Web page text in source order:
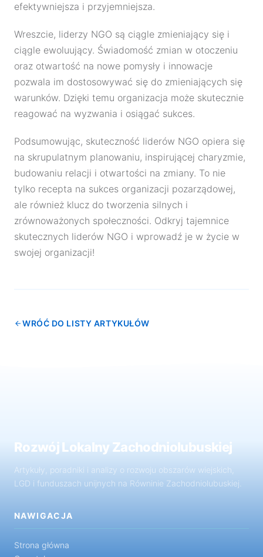
efektywniejsza i przyjemniejsza.
Wreszcie, liderzy NGO są ciągle zmieniający się i
ciągle ewoluujący. Świadomość zmian w otoczeniu
oraz otwartość na nowe pomysły i innowacje
pozwala im dostosowywać się do zmieniających się
warunków. Dzięki temu organizacja może skutecznie
reagować na wyzwania i osiągać sukces.
Podsumowując, skuteczność liderów NGO opiera się
na skrupulatnym planowaniu, inspirującej charyzmie,
budowaniu relacji i otwartości na zmiany. To nie
tylko recepta na sukces organizacji pozarządowej,
ale również klucz do tworzenia silnych i
zrównoważonych społeczności. Odkryj tajemnice
skutecznych liderów NGO i wprowadź je w życie w
swojej organizacji!
WRÓĆ DO LISTY ARTYKUŁÓW
Rozwój Lokalny Zachodniolubuskiej
Artykuły, poradniki i analizy o rozwoju obszarów wiejskich,
LGD i funduszach unijnych na Równinie Zachodniolubuskiej.
NAWIGACJA
Strona główna